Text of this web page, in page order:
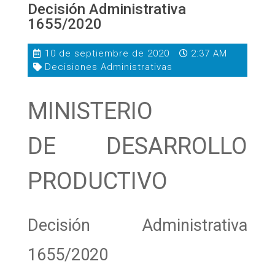
Decisión Administrativa
1655/2020
10 de septiembre de 2020
2:37 AM
Decisiones Administrativas
MINISTERIO
DE DESARROLLO
PRODUCTIVO
Decisión Administrativa
1655/2020